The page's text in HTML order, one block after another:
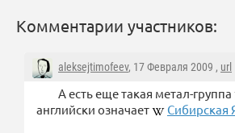
Комментарии участников:
aleksejtimofeev, 17 Февраля 2009 , url
А есть еще такая метал-группа
английски означает
Сибирская